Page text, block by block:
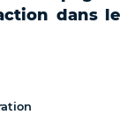
dans le